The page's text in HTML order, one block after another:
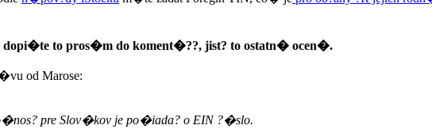
to pros�m do koment�??, jist? to ostatn� ocen�.
od Marose:
pre Slov�kov je po�iada? o EIN ?�slo.